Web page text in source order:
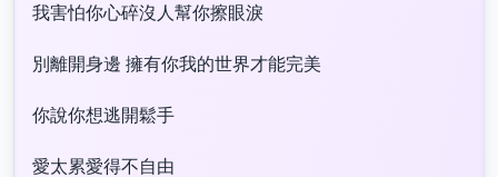
我害怕你心碎沒人幫你擦眼淚
別離開身邊 擁有你我的世界才能完美
你說你想逃開鬆手
愛太累愛得不自由